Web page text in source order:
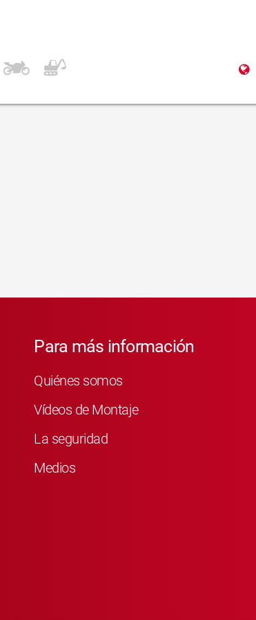
Para más información
Quiénes somos
Vídeos de Montaje
La seguridad
Medios